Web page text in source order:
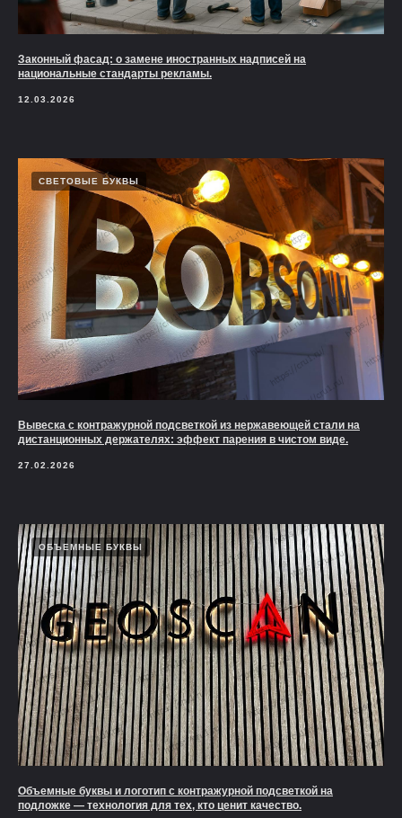
Законный фасад: о замене иностранных надписей на
национальные стандарты рекламы.
12.03.2026
СВЕТОВЫЕ БУКВЫ
Вывеска с контражурной подсветкой из нержавеющей стали на
дистанционных держателях: эффект парения в чистом виде.
27.02.2026
ОБЪЕМНЫЕ БУКВЫ
Объемные буквы и логотип с контражурной подсветкой на
подложке — технология для тех, кто ценит качество.